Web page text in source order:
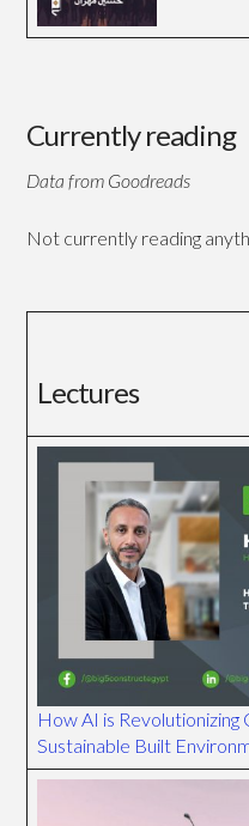
Currently reading
Data from Goodreads
Not currently reading
Lectures
How AI is Revolutionizing
Sustainable Built